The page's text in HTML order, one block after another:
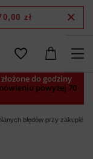
do godziny
powyżej 70
zł
błędów przy zakupie